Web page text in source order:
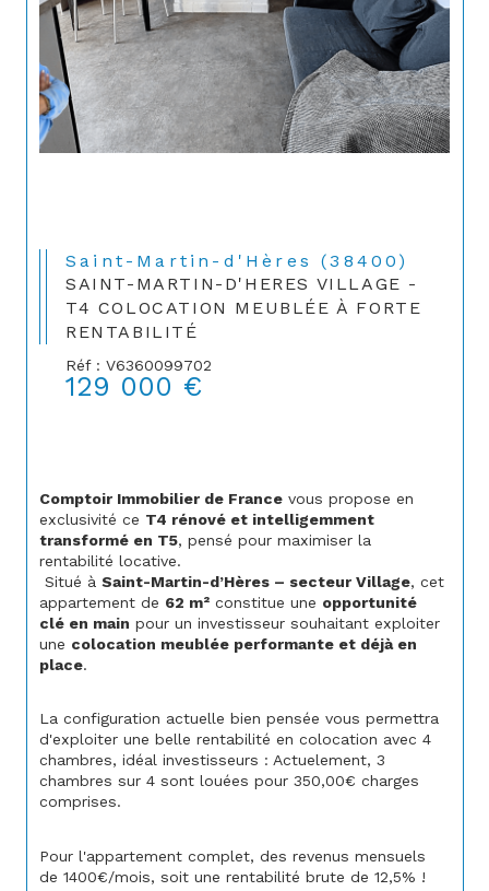
Saint-Martin-d'Hères (38400)
SAINT-MARTIN-D'HERES VILLAGE -
T4 COLOCATION MEUBLÉE À FORTE
RENTABILITÉ
Réf : V6360099702
129 000 €
Comptoir Immobilier de France vous propose en
exclusivité ce T4 rénové et intelligemment
transformé en T5, pensé pour maximiser la
rentabilité locative.
Situé à Saint-Martin-d’Hères – secteur Village, cet
appartement de 62 m² constitue une opportunité
clé en main pour un investisseur souhaitant exploiter
une colocation meublée performante et déjà en
place.
La configuration actuelle bien pensée vous permettra
d'exploiter une belle rentabilité en colocation avec 4
chambres, idéal investisseurs : Actuelement, 3
chambres sur 4 sont louées pour 350,00€ charges
comprises.
Pour l'appartement complet, des revenus mensuels
de 1400€/mois, soit une rentabilité brute de 12,5% !